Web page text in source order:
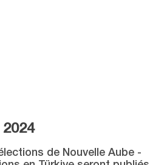
de Nouvelle Aube -